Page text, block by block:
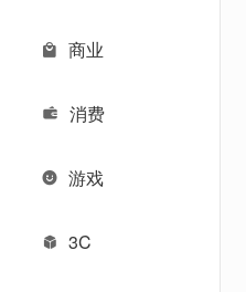
商业
消费
游戏
3C